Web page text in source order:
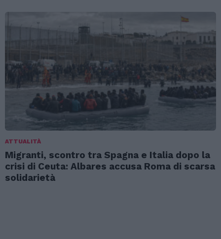
ATTUALITÀ
Migranti, scontro tra Spagna e Italia dopo la
crisi di Ceuta: Albares accusa Roma di scarsa
solidarietà